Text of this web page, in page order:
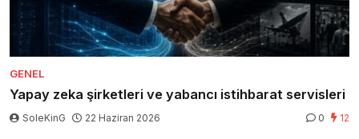
GENEL
Yapay zeka şirketleri ve yabancı istihbarat servisleri
SoleKinG 22 Haziran 2026 0 12